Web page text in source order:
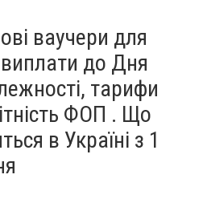
ваучери для
до Дня
тарифи
ФОП . Що
в Україні з 1